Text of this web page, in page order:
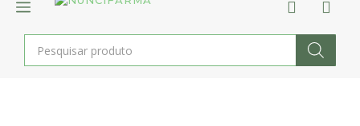
MENU
Products
search